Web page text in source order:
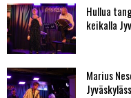
Hullua
keikalla
Marius